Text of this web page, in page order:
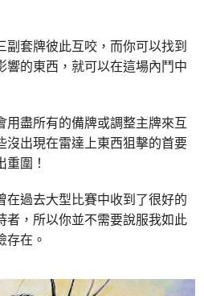
副套牌彼此互咬，而你可以找到
響的東西，就可以在這場內鬥中
用盡所有的備牌或調整主牌來互
沒出現在雷達上東西狙擊的首要
圍！
在過去大型比賽中收到了很好的
者，所以你並不需要說服我如此
存在。